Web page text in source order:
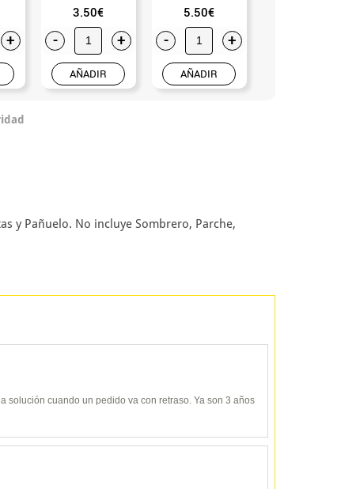
+
3.50€
- +
AÑADIR
5.50€
- +
AÑADIR
y Pañuelo. No incluye Sombrero, Parche,
solución cuando un pedido va con retraso. Ya son 3 años